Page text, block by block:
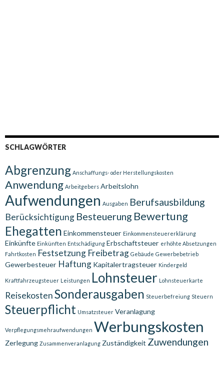
SCHLAGWÖRTER
Abgrenzung Anschaffungs- oder Herstellungskosten
Anwendung Arbeitgebers Arbeitslohn
Aufwendungen Ausgaben Berufsausbildung
Berücksichtigung Besteuerung Bewertung
Ehegatten Einkommensteuer Einkommensteuererklärung
Einkünfte Einkünften Entschädigung Erbschaftsteuer erhöhte Absetzungen
Fahrtkosten Festsetzung Freibetrag Gebäude Gewerbebetrieb
Gewerbesteuer Haftung Kapitalertragsteuer Kindergeld
Kraftfahrzeugsteuer Leistungen Lohnsteuer Lohnsteuerkarte
ReisekostenSonderausgaben Steuerbefreiung Steuern
Steuerpflicht Umsatzsteuer Veranlagung
Verpflegungsmehraufwendungen Werbungskosten
Zerlegung Zusammenveranlagung Zuständigkeit Zuwendungen